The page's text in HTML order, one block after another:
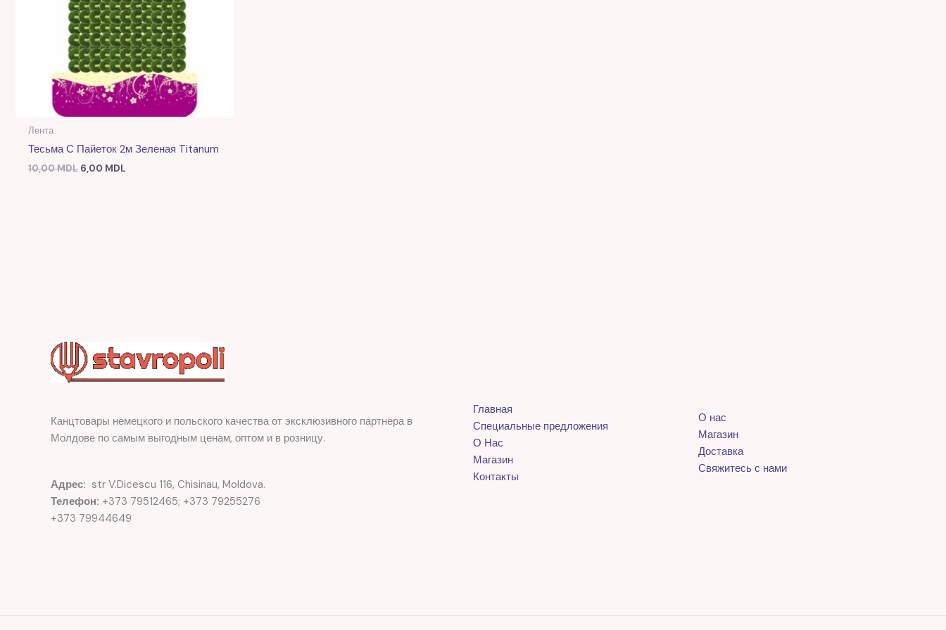
Лента
Тесьма С Пайеток 2м Зеленая Titanum
10,00MDL 6,00 MDL
Канцтовары немецкого и польского качества от эксклюзивного партнёра в
Молдове по самым выгодным ценам, оптом и в розницу.
Адрес: str V.Dicescu 116, Chisinau, Moldova.
Телефон: +373 79512465; +373 79255276
+373 79944649
Главная
Специальные предложения
О Нас
Магазин
Контакты
О нас
Магазин
Доставка
Свяжитесь с нами